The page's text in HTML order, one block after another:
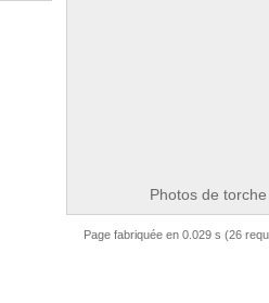
Photos de
Page fabriquée en 0.029 s (26